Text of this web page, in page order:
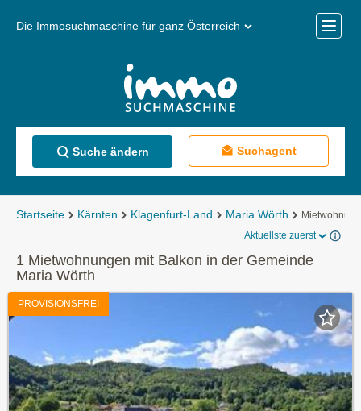
Die Immosuchmaschine für ganz Österreich
Menü
Suche ändern Suchagent
Startseite Kärnten Klagenfurt-Land Maria Wörth
Aktuellste zuerst
1 Mietwohnungen mit Balkon in der Gemeinde
Maria Wörth
PROVISIONSFREI